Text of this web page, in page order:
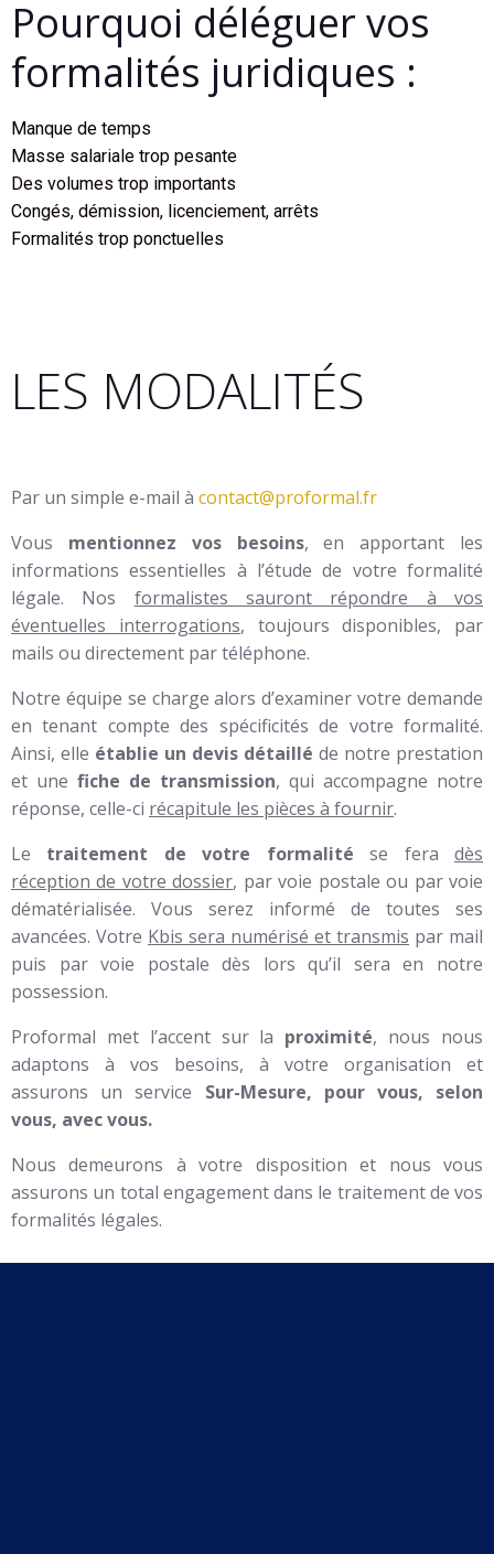
Pourquoi déléguer vos
formalités juridiques :
Manque de temps
Masse salariale trop pesante
Des volumes trop importants
Congés, démission, licenciement, arrêts
Formalités trop ponctuelles
LES MODALITÉS
Par un simple e-mail à contact@proformal.fr
Vous mentionnez vos besoins, en apportant les
informations essentielles à l’étude de votre formalité
légale. Nos formalistes sauront répondre à vos
éventuelles interrogations, toujours disponibles, par
mails ou directement par téléphone.
Notre équipe se charge alors d’examiner votre demande
en tenant compte des spécificités de votre formalité.
Ainsi, elle établie un devis détaillé de notre prestation
et une fiche de transmission, qui accompagne notre
réponse, celle-ci récapitule les pièces à fournir.
Le traitement de votre formalité se feradès
réception de votre dossier, par voie postale ou par voie
dématérialisée. Vous serez informé de toutes ses
avancées. Votre Kbis sera numérisé et transmis par mail
puis par voie postale dès lors qu’il sera en notre
possession.
Proformal met l’accent sur la proximité, nous nous
adaptons à vos besoins, à votre organisation et
assurons un service Sur-Mesure, pour vous, selon
vous, avec vous.
Nous demeurons à votre disposition et nous vous
assurons un total engagement dans le traitement de vos
formalités légales.